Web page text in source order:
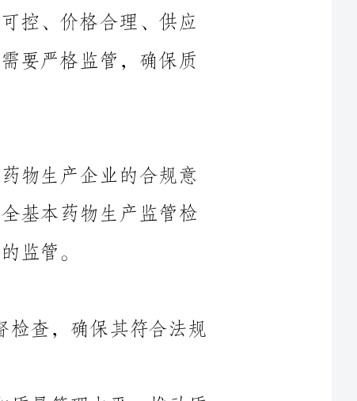
监控和抽检，防范质量风
（1）加强对基本药物生产企业的监督检查，确保其符合法规
（2）提高药物生产企业的合规意识和质量管理水平，推动质